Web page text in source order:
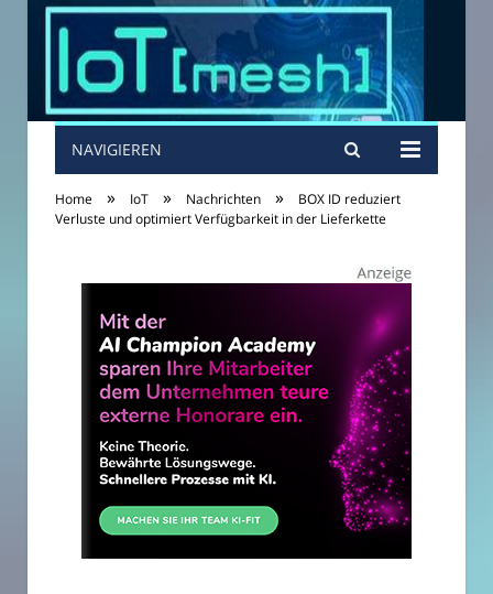
NAVIGIEREN
Home » IoT » Nachrichten »
BOX ID reduziert
Verluste und optimiert Verfügbarkeit in der Lieferkette